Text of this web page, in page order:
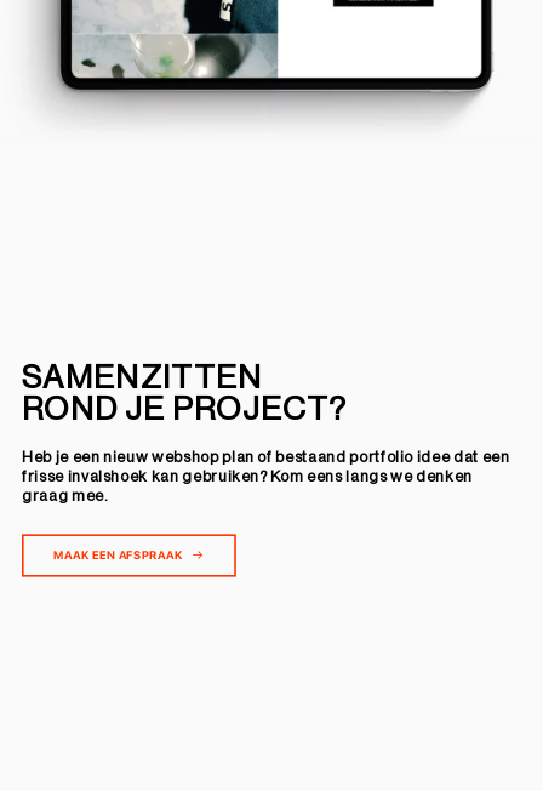
SAMENZITTEN
ROND JE PROJECT?
Heb je een nieuw webshop plan of bestaand portfolio idee dat een
frisse invalshoek kan gebruiken? Kom eens langs we denken
graag mee.
MAAK EEN AFSPRAAK